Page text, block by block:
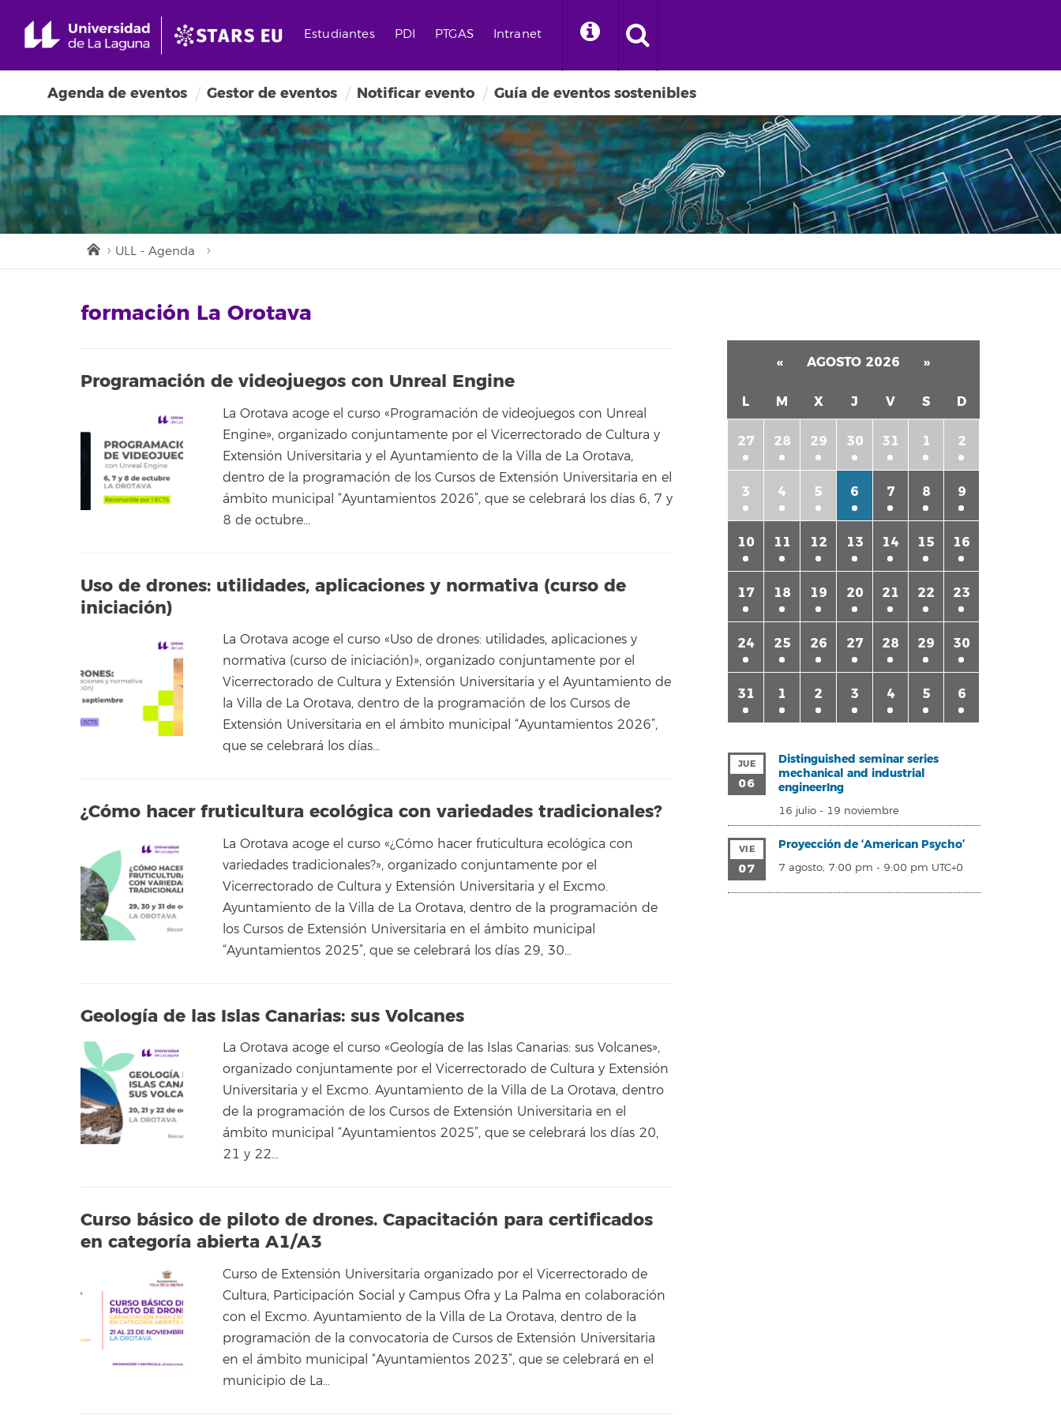
Estudiantes PDI PTGAS Intranet
Agenda de eventos Gestor de eventos Notificar evento Guía de eventos sostenibles
ULL - Agenda
formación La Orotava
Programación de videojuegos con Unreal Engine
La Orotava acoge el curso «Programación de videojuegos con Unreal
Engine», organizado conjuntamente por el Vicerrectorado de Cultura y
Extensión Universitaria y el Ayuntamiento de la Villa de La Orotava,
dentro de la programación de los Cursos de Extensión Universitaria en el
ámbito municipal “Ayuntamientos 2026”, que se celebrará los días 6, 7 y
8 de octubre…
Uso de drones: utilidades, aplicaciones y normativa (curso de
iniciación)
La Orotava acoge el curso «Uso de drones: utilidades, aplicaciones y
normativa (curso de iniciación)», organizado conjuntamente por el
Vicerrectorado de Cultura y Extensión Universitaria y el Ayuntamiento de
la Villa de La Orotava, dentro de la programación de los Cursos de
Extensión Universitaria en el ámbito municipal “Ayuntamientos 2026”,
que se celebrará los días…
¿Cómo hacer fruticultura ecológica con variedades tradicionales?
La Orotava acoge el curso «¿Cómo hacer fruticultura ecológica con
variedades tradicionales?», organizado conjuntamente por el
Vicerrectorado de Cultura y Extensión Universitaria y el Excmo.
Ayuntamiento de la Villa de La Orotava, dentro de la programación de
los Cursos de Extensión Universitaria en el ámbito municipal
“Ayuntamientos 2025”, que se celebrará los días 29, 30…
Geología de las Islas Canarias: sus Volcanes
La Orotava acoge el curso «Geología de las Islas Canarias: sus Volcanes»,
organizado conjuntamente por el Vicerrectorado de Cultura y Extensión
Universitaria y el Excmo. Ayuntamiento de la Villa de La Orotava, dentro
de la programación de los Cursos de Extensión Universitaria en el
ámbito municipal “Ayuntamientos 2025”, que se celebrará los días 20,
21 y 22…
Curso básico de piloto de drones. Capacitación para certificados
en categoría abierta A1/A3
Curso de Extensión Universitaria organizado por el Vicerrectorado de
Cultura, Participación Social y Campus Ofra y La Palma en colaboración
con el Excmo. Ayuntamiento de la Villa de La Orotava, dentro de la
programación de la convocatoria de Cursos de Extensión Universitaria
en el ámbito municipal “Ayuntamientos 2023”, que se celebrará en el
municipio de La…
« AGOSTO 2026 »
L M X J V S D
27 28 29 30 31 1 2
3 4 5 6 7 8 9
10 11 12 13 14 15 16
17 18 19 20 21 22 23
24 25 26 27 28 29 30
31 1 2 3 4 5 6
JUE
06
Distinguished seminar series
mechanical and industrial
engineerIng
16 julio - 19 noviembre
VIE
07
Proyección de ‘American Psycho’
7 agosto, 7:00 pm - 9:00 pm UTC+0